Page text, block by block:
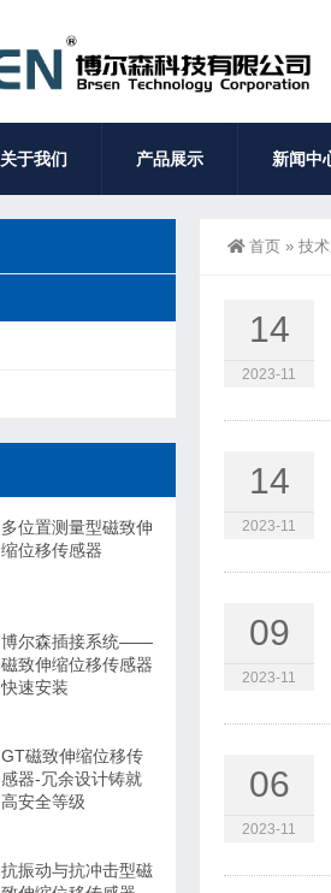
关于我们 产品展示 新闻中
首页 » 技
14
2023-11
14
2023-11
09
2023-11
06
2023-11
多位置测量型磁致伸
缩位移传感器
博尔森插接系统——
磁致伸缩位移传感器
快速安装
GT磁致伸缩位移传
感器-冗余设计铸就
高安全等级
抗振动与抗冲击型磁